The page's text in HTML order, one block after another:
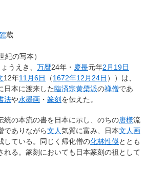
蔵
紀の写本）
うえき、 万暦24年・ 慶長元年2月19日
12年11月6日 （1672年12月24日 ））は、
日本に渡来した臨済宗黄檗派の禅僧であ
法や水墨画 ・ 篆刻 を伝えた。
統の本流の書を日本に示し、のちの唐様流
でありながら文人気質に富み、日本文人画
している。同じく帰化僧の化林性偀ととも
れる。篆刻においても 日本篆刻の祖 として